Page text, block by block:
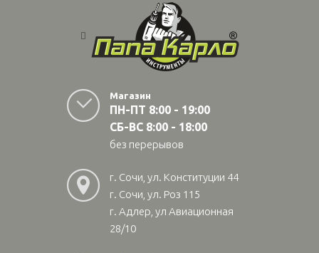
Магазин
ПН-ПТ 8:00 - 19:00
СБ-ВС 8:00 - 18:00
без перерывов
г. Сочи, ул. Конституции 44
г. Сочи, ул. Роз 115
г. Адлер, ул Авиационная
28/10